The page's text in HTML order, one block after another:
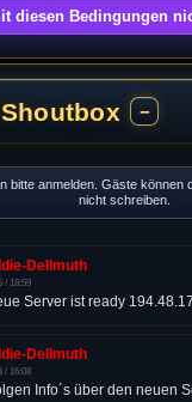
Shoutbox −
bitte anmelden. Gäste können
nicht schreiben.
Dellmuth
/ 18:59
Server ist ready
Dellmuth
/ 16:08
Info´s über den neuen